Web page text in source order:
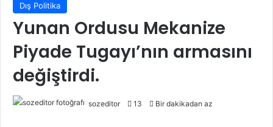
Dış Politika
Yunan Ordusu Mekanize
Piyade Tugayı’nın armasını
değiştirdi.
sozeditor 13 Bir dakikadan az